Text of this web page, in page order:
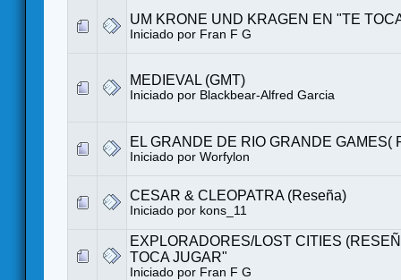
UM KRONE UND KRAGEN EN "TE
Iniciado por Fran F G
MEDIEVAL (GMT)
Iniciado por Blackbear-Alfred Garcia
EL GRANDE DE RIO GRANDE GAMES(
Iniciado por Worfylon
CESAR & CLEOPATRA (Reseña)
Iniciado por kons_11
EXPLORADORES/LOST CITIES
TOCA JUGAR"
Iniciado por Fran F G